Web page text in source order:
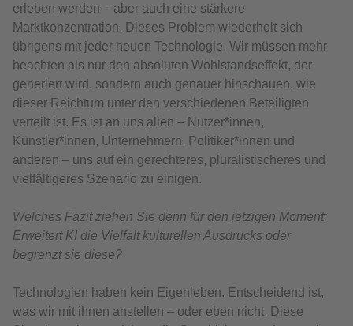
erleben werden – aber auch eine stärkere
Marktkonzentration. Dieses Problem wiederholt sich
übrigens mit jeder neuen Technologie. Wir müssen mehr
beachten als nur den absoluten Wohlstandseffekt, der
generiert wird, sondern auch genauer hinschauen, wie
dieser Reichtum unter den verschiedenen Beteiligten
verteilt ist. Es ist an uns allen – Nutzer*innen,
Künstler*innen, Unternehmern, Politiker*innen und
anderen – uns auf ein gerechteres, pluralistischeres und
vielfältigeres Szenario zu einigen.
Welches Fazit ziehen Sie denn für den jetzigen Moment:
Erweitert KI die Vielfalt kulturellen Ausdrucks oder
begrenzt sie diese?
Technologien haben kein Eigenleben. Entscheidend ist,
was wir mit ihnen anstellen – oder eben nicht. Diese